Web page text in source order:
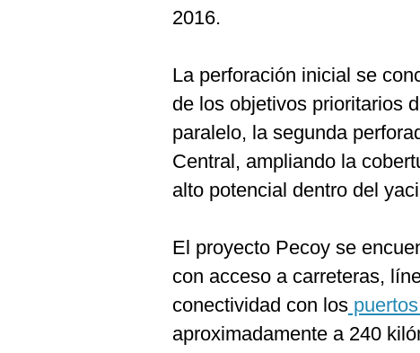
2016.
La perforación inicial se
de los objetivos prioritarios
paralelo, la segunda
Central, ampliando la
alto potencial dentro del
El proyecto Pecoy se
con acceso a carreteras,
conectividad con los
aproximadamente a 240